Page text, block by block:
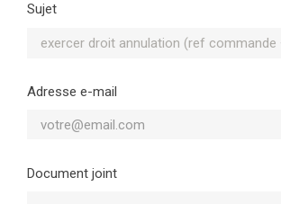
Sujet
Adresse e-mail
Document joint